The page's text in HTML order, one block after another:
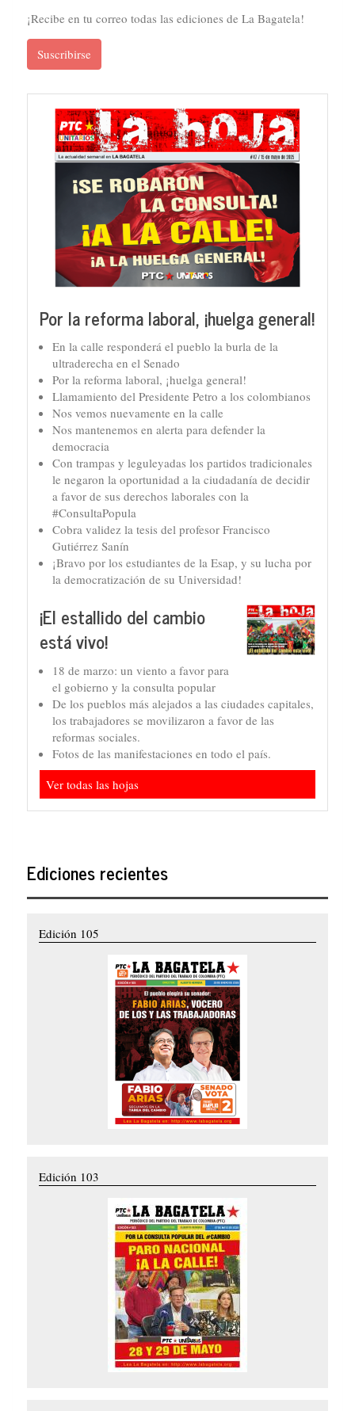
¡Recibe en tu correo todas las ediciones de La Bagatela!
Suscribirse
Por la reforma laboral, ¡huelga general!
En la calle responderá el pueblo la burla de la
ultraderecha en el Senado
Por la reforma laboral, ¡huelga general!
Llamamiento del Presidente Petro a los colombianos
Nos vemos nuevamente en la calle
Nos mantenemos en alerta para defender la
democracia
Con trampas y leguleyadas los partidos tradicionales
le negaron la oportunidad a la ciudadanía de decidir
a favor de sus derechos laborales con la
#ConsultaPopula
Cobra validez la tesis del profesor Francisco
Gutiérrez Sanín
¡Bravo por los estudiantes de la Esap, y su lucha por
la democratización de su Universidad!
¡El estallido del cambio
está vivo!
18 de marzo: un viento a favor para
el gobierno y la consulta popular
De los pueblos más alejados a las ciudades capitales,
los trabajadores se movilizaron a favor de las
reformas sociales.
Fotos de las manifestaciones en todo el país.
Ver todas las hojas
Ediciones recientes
Edición 105
Edición 103